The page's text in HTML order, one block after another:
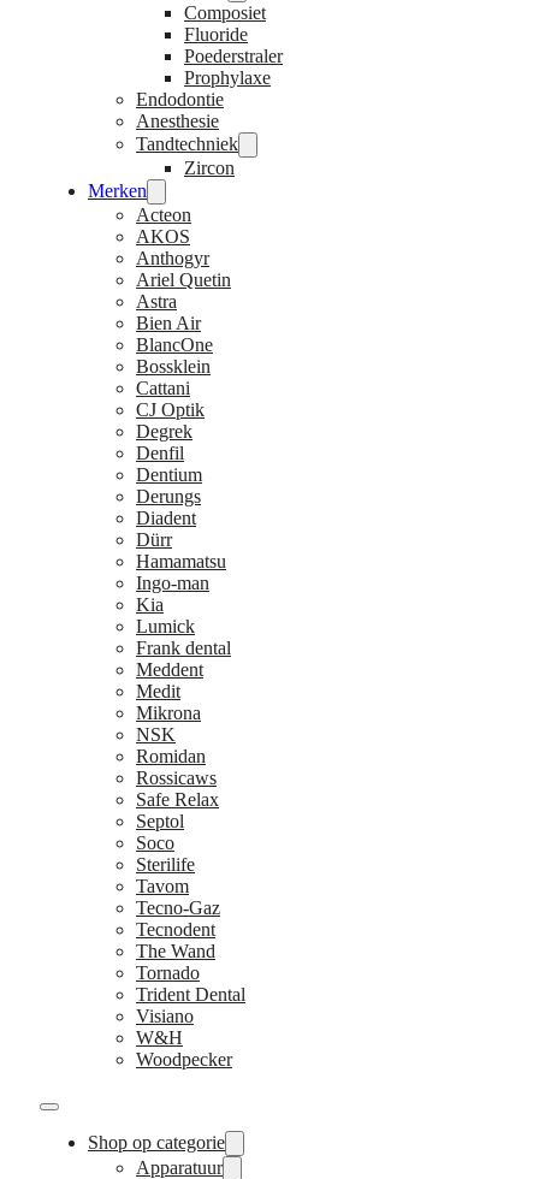
Composiet
Fluoride
Poederstraler
Prophylaxe
Endodontie
Anesthesie
Tandtechniek
Zircon
Merken
Acteon
AKOS
Anthogyr
Ariel Quetin
Astra
Bien Air
BlancOne
Bossklein
Cattani
CJ Optik
Degrek
Denfil
Dentium
Derungs
Diadent
Dürr
Hamamatsu
Ingo-man
Kia
Lumick
Frank dental
Meddent
Medit
Mikrona
NSK
Romidan
Rossicaws
Safe Relax
Septol
Soco
Sterilife
Tavom
Tecno-Gaz
Tecnodent
The Wand
Tornado
Trident Dental
Visiano
W&H
Woodpecker
Shop op categorie
Apparatuur